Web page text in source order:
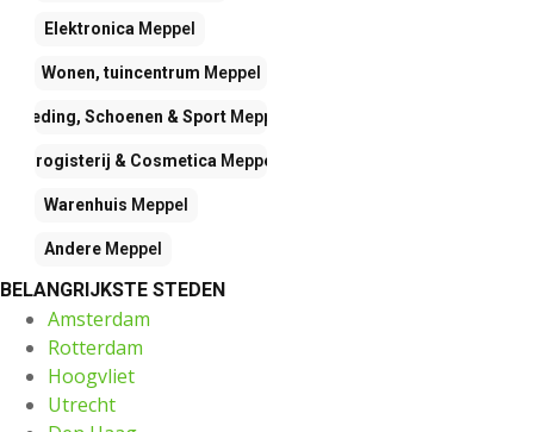
Elektronica Meppel
Wonen, tuincentrum Meppel
Kleding, Schoenen & SportMeppel
Drogisterij & Cosmetica Meppel
Warenhuis Meppel
Andere Meppel
BELANGRIJKSTE STEDEN
Amsterdam
Rotterdam
Hoogvliet
Utrecht